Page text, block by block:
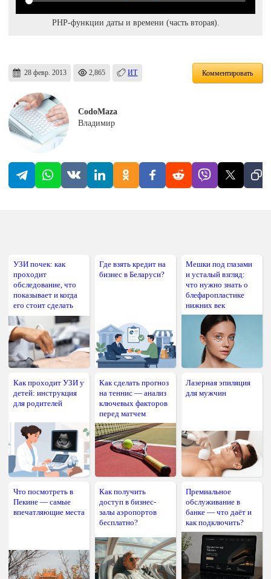
PHP-функции даты и времени (часть вторая).
28 февр. 2013 2,865 ИТ Комментировать
CodoMaza
Владимир
УЗИ почек: как
проходит
обследование, что
показывает и когда
его стоит сделать
Где взять кредит на
бизнес в Беларуси?
Мешки под глазами
и усталый взгляд:
что нужно знать о
блефаропластике
нижних век
Как проходит УЗИ у
детей: инструкция
для родителей
Как сделать прогноз
на теннис — анализ
ключевых факторов
перед матчем
Лазерная эпиляция
для мужчин
Что посмотреть в
Пекине — самые
впечатляющие места
Как получить
доступ в бизнес-
залы аэропортов
бесплатно?
Премиальное
обслуживание в
банке — что даёт и
как подключить?